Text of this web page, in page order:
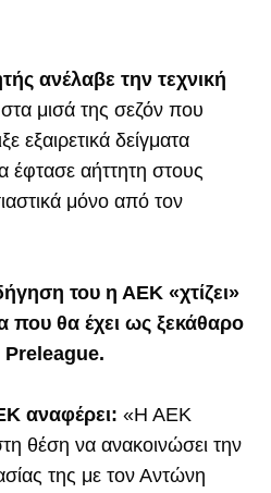
ανέλαβε την τεχνική
στα μισά της σεζόν που
εξαιρετικά δείγματα
αήττητη στους
μόνο από τον
του η ΑΕΚ «χτίζει»
που θα έχει ως ξεκάθαρο
Preleague.
αναφέρει: «Η ΑΕΚ
θέση να ανακοινώσει την
της με τον Αντώνη